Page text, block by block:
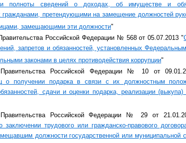
и полноты сведений о доходах, об имуществе и
гражданами, претендующими на замещение должностей
замещающими эти должности"
Российской Федерации № 568 от 05.07.2013 "
запретов и обязанностей, установленных
законами в целях противодействия коррупции"
Правительства Российской Федерации № 10 от
о получении подарка в связи с их должностным
сдачи и оценки подарка, реализации
Правительства Российской Федерации № 29 от
заключении трудового или гражданско-правового
должности государственной или муниципальной